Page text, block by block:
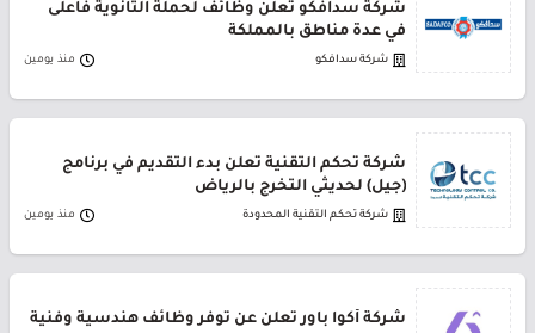
شركة سدافكو تعلن وظائف لحملة الثانوية فأعلى
في عدة مناطق بالمملكة
شركة سدافكو منذ يومين
شركة تحكم التقنية تعلن بدء التقديم في برنامج
(جيل) لحديثي التخرج بالرياض
شركة تحكم التقنية المحدودة منذ يومين
شركة أكوا باور تعلن عن توفر وظائف هندسية وفنية